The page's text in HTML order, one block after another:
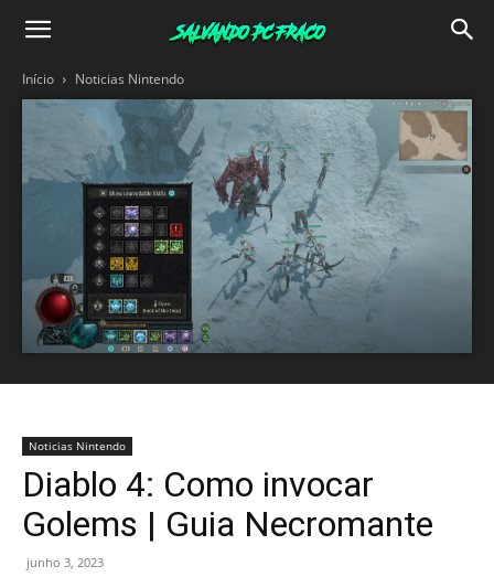
Salvando
Início Noticias Nintendo
Noticias Nintendo
Diablo 4: Como invocar
Golems | Guia Necromante
junho 3, 2023